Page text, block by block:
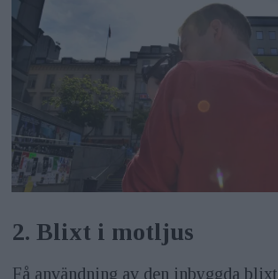
2. Blixt i motljus
Få användning av den inbyggda